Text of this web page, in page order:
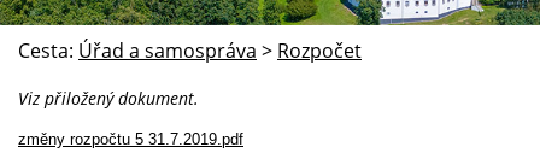
Cesta: Úřad a samospráva > Rozpočet
Viz přiložený dokument.
změny rozpočtu 5 31.7.2019.pdf